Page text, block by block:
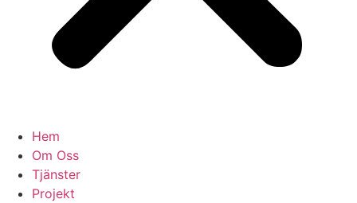
Hem
Om Oss
Tjänster
Projekt